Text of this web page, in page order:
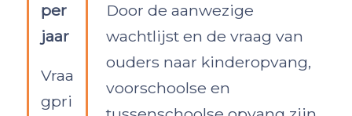
per
jaar
Vraa
gpri
Door de aanwezige
wachtlijst en de vraag van
ouders naar kinderopvang,
voorschoolse en